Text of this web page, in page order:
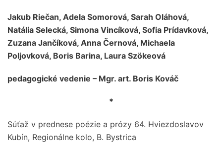
Jakub Riečan, Adela Somorová, Sarah Oláhová,
Natália Selecká, Simona Vincíková, Sofia Prídavková,
Zuzana Jančíková, Anna Černová, Michaela
Poljovková, Boris Barina, Laura Szökeová
pedagogické vedenie – Mgr. art. Boris Kováč
*
Súťaž v prednese poézie a prózy 64. Hviezdoslavov
Kubín, Regionálne kolo, B. Bystrica